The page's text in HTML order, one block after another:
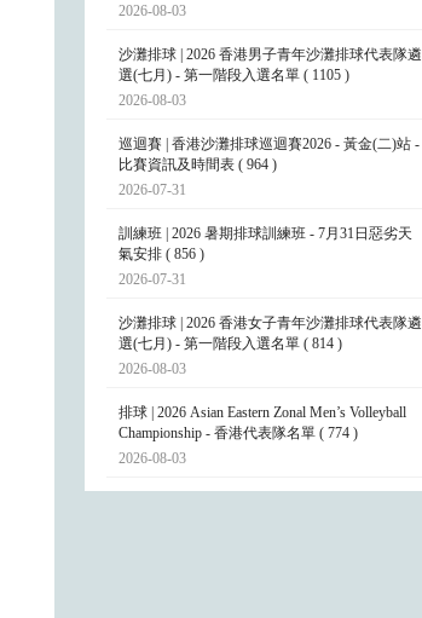
2026-08-03
沙灘排球 | 2026 香港男子青年沙灘排球代表隊遴
選(七月) - 第一階段入選名單 ( 1105 )
2026-08-03
巡迴賽 | 香港沙灘排球巡迴賽2026 - 黃金(二)站 -
比賽資訊及時間表 ( 964 )
2026-07-31
訓練班 | 2026 暑期排球訓練班 - 7月31日惡劣天
氣安排 ( 856 )
2026-07-31
沙灘排球 | 2026 香港女子青年沙灘排球代表隊遴
選(七月) - 第一階段入選名單 ( 814 )
2026-08-03
排球 | 2026 Asian Eastern Zonal Men’s Volleyball
Championship - 香港代表隊名單 ( 774 )
2026-08-03